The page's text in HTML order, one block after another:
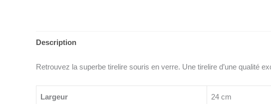
Description
Retrouvez la superbe tirelire souris en verre. Une tirelire d’une qualité
Largeur 24 cm